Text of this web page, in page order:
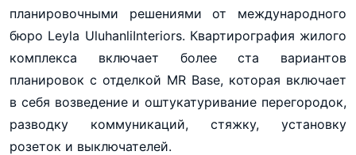
планировочными решениями от международного
бюро Leyla UluhanliInteriors. Квартирография жилого
комплекса включает более ста вариантов
планировок с отделкой MR Base, которая включает
в себя возведение и оштукатуривание перегородок,
разводку коммуникаций, стяжку, установку
розеток и выключателей.